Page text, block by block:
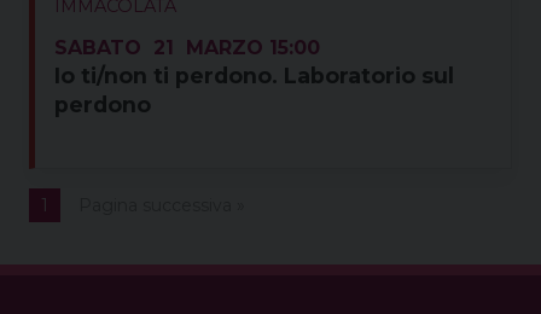
IMMACOLATA
SABATO 21 MARZO 15:00
Io ti/non ti perdono. Laboratorio sul
perdono
1